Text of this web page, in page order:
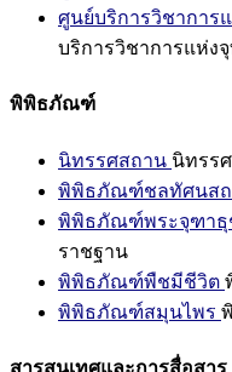
ศูนย์บริการวิชาการ
บริการวิชาการแห่ง
พิพิธภัณฑ์
นิทรรศสถาน นิทรร
พิพิธภัณฑ์ชลทัศนส
พิพิธภัณฑ์พระจุฑาธุ
ราชฐาน
พิพิธภัณฑ์พืชมีชีวิต
พิพิธภัณฑ์สมุนไพร
สารสนเทศและการสื่อสาร